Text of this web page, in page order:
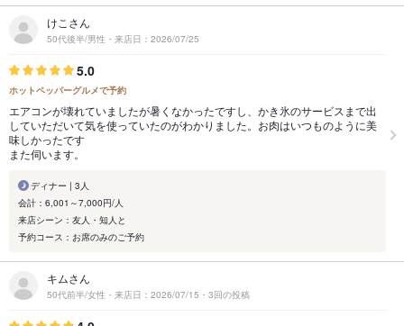
けこさん
50代後半/男性・来店日：2026/07/25
5.0
ホットペッパーグルメで予約
エアコンが壊れていましたが暑くなかったですし、かき氷のサービスまで出
していただいて気を使っていたのがわかりました。お肉はいつものように美
味しかったです
また伺います。
ディナー | 3人
会計：6,001～7,000円/人
来店シーン：友人・知人と
予約コース：お席のみのご予約
キムさん
50代前半/女性・来店日：2026/07/15・3回の投稿